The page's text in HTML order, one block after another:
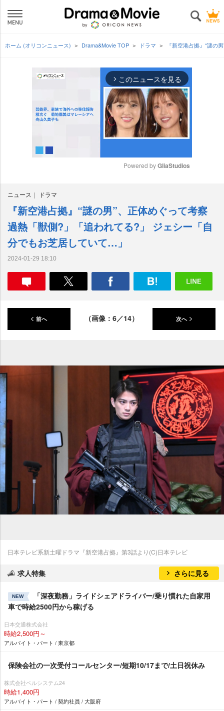
ホーム (オリコンニュース) Drama&Movie TOP ドラマ 『新空港占拠』“謎
arrow_forward_ios このニュースを見る
e
Powered by GliaStudios
ニュース ドラマ
『新空港占拠』“謎の男”、正体めぐって考察
過熱「獣側?」「追われてる?」 ジェシー「自
分でもお芝居していて…」
2024-01-29 18:10
前へ （画像：6／14） 次へ
日本テレビ系新土曜ドラマ『新空港占拠』第3話より(C)日本テレビ
求人特集 さらに見る
NEW
「深夜勤務」ライドシェアドライバー/乗り慣れた自家用
車で時給2500円から稼げる
日本交通株式会社
時給2,500円～
アルバイト・パート / 東京都
保険会社の一次受付コールセンター/短期10/17まで/土日祝休み
株式会社ベルシステム24
時給1,400円
アルバイト・パート / 契約社員 / 大阪府